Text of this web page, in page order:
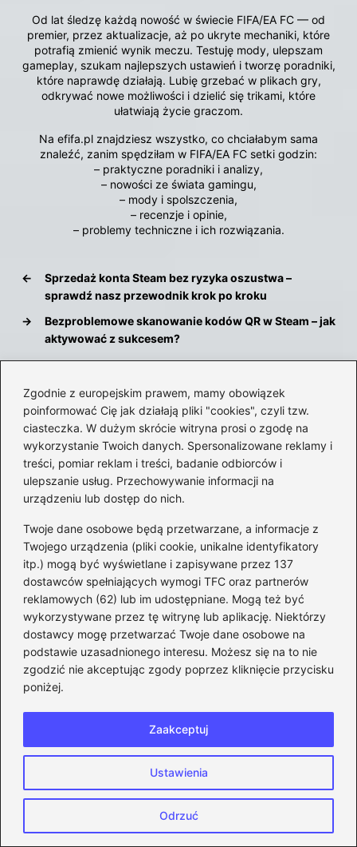
Zgodnie z europejskim prawem, mamy obowiązek
poinformować Cię jak działają pliki "cookies", czyli tzw.
ciasteczka. W dużym skrócie witryna prosi o zgodę na
wykorzystanie Twoich danych. Spersonalizowane reklamy i
treści, pomiar reklam i treści, badanie odbiorców i
ulepszanie usług. Przechowywanie informacji na
urządzeniu lub dostęp do nich.
Twoje dane osobowe będą przetwarzane, a informacje z
Twojego urządzenia (pliki cookie, unikalne identyfikatory
itp.) mogą być wyświetlane i zapisywane przez 137
dostawców spełniających wymogi TFC oraz partnerów
reklamowych (62) lub im udostępniane. Mogą też być
wykorzystywane przez tę witrynę lub aplikację. Niektórzy
dostawcy mogę przetwarzać Twoje dane osobowe na
podstawie uzasadnionego interesu. Możesz się na to nie
zgodzić nie akceptując zgody poprzez kliknięcie przycisku
poniżej.
Ustawienia
Odrzuć
Zaakceptuj
Od lat śledzę każdą nowość w świecie FIFA/EA FC — od
premier, przez aktualizacje, aż po ukryte mechaniki, które
potrafią zmienić wynik meczu. Testuję mody, ulepszam
gameplay, szukam najlepszych ustawień i tworzę poradniki,
które naprawdę działają. Lubię grzebać w plikach gry,
odkrywać nowe możliwości i dzielić się trikami, które
ułatwiają życie graczom.
Na efifa.pl znajdziesz wszystko, co chciałabym sama
znaleźć, zanim spędziłam w FIFA/EA FC setki godzin:
– praktyczne poradniki i analizy,
– nowości ze świata gamingu,
– mody i spolszczenia,
– recenzje i opinie,
– problemy techniczne i ich rozwiązania.
←
Sprzedaż konta Steam bez ryzyka oszustwa –
sprawdź nasz przewodnik krok po kroku
→
Bezproblemowe skanowanie kodów QR w Steam – jak
aktywować z sukcesem?
Dodaj komentarz
Twój adres email nie zostanie opublikowany.
Wymagane pola są oznaczone*
Komentarz*
Nazwa*
Adres email
Witryna internetowa
Zapamiętaj moje dane w tej przeglądarce
podczas pisania kolejnych komentarzy.